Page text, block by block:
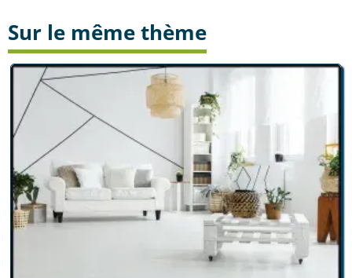
Sur le même thème